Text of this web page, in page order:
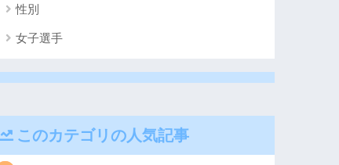
性別
女子選手
このカテゴリの人気記事